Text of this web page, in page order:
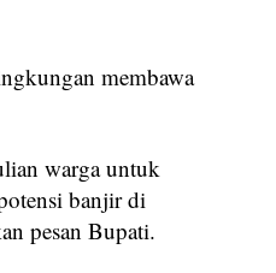
membawa
warga untuk
banjir di
pesan Bupati.